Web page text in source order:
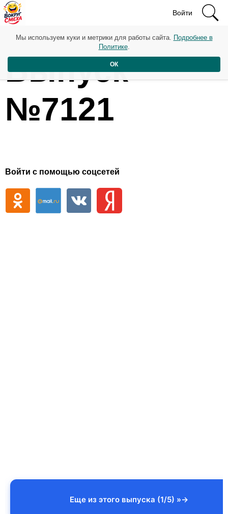
Войти
Выпуск
№7121
Войти с помощью соцсетей
Еще из этого выпуска (1/5) »
Мы используем куки и метрики для работы сайта. Подробнее в
Политике.
ОК